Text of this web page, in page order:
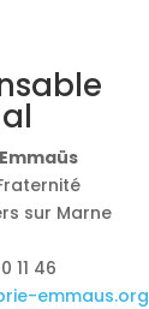
sur Marne
11 46
emmaus.org